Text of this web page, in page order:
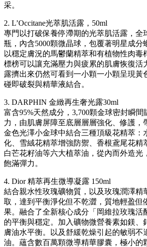
采。
2. L’Occitane光萃肌活露，50ml
專門以打破保養停滯期的光萃肌活露，全
瓶，內含5000顆微晶球，包覆著明星成分
以穩定膚況的馬鬱蘭精萃和有植物性肉毒
標榜可以讓充滿壓力與疲累的肌膚恢復活
露擠出來仍然可看到一小顆一小顆呈現黃
碰即破裂與精華液結合。
3. DARPHIN 金緻再生奢光露30ml
富含95%天然成分，3,700顆金球密封瞬
力，由肌膚屏障至底層層層強化、修護，
金色光澤小金球中結合三種頂級花精萃：
化、雪絨花精萃增強防禦、香根鳶尾花精
白芒花籽油等六大植萃油，從內而外造光
飽滿彈力。
4. Dior 精萃再生微導凝露 150ml
結合親水性玫瑰礦物質，以及玫瑰潤澤精
取，達到平衡淨化但不乾澀，質地輕盈但
果。融合了全新核心成分「岡維拉玫瑰活
的平衡與穩定。加入礦物微營養素如鎂、
膚油水平衡。以及舒緩乾燥引起的敏弱不
油。蘊含數百萬顆微導精華膠囊，極小的